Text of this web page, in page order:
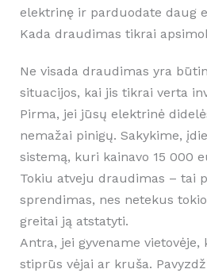
elektrinę ir parduodate daug
Kada draudimas tikrai
Ne visada draudimas yra
situacijos, kai jis tikrai verta
Pirma, jei jūsų elektrinė
nemažai pinigų. Sakykime,
sistemą, kuri kainavo 15 000
Tokiu atveju draudimas – tai
sprendimas, nes netekus
greitai ją atstatyti.
Antra, jei gyvename
stiprūs vėjai ar kruša.